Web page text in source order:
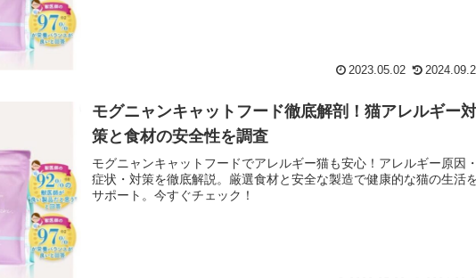
2023.05.02
モグニャンキャットフード徹底解剖！猫アレルギー対
策と食材の安全性を調査
モグニャンキャットフードでアレルギー猫も安心！アレルギー原因・
症状・対策を徹底解説。厳選食材と安全な製造で健康的な猫の生活
サポート。今すぐチェック！